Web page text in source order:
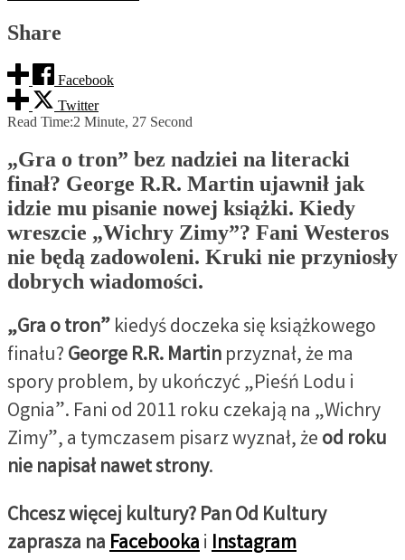
Share
Facebook
Twitter
Read Time:2 Minute, 27 Second
„Gra o tron” bez nadziei na literacki
finał? George R.R. Martin ujawnił jak
idzie mu pisanie nowej książki. Kiedy
wreszcie „Wichry Zimy”? Fani Westeros
nie będą zadowoleni. Kruki nie przyniosły
dobrych wiadomości.
„Gra o tron”kiedyś doczeka się książkowego
finału?George R.R. Martinprzyznał, że ma
spory problem, by ukończyć „Pieśń Lodu i
Ognia”. Fani od 2011 roku czekają na „Wichry
Zimy”, a tymczasem pisarz wyznał, żeod roku
nie napisał nawet strony.
Chcesz więcej kultury? Pan Od Kultury
zaprasza naFacebookaiInstagram